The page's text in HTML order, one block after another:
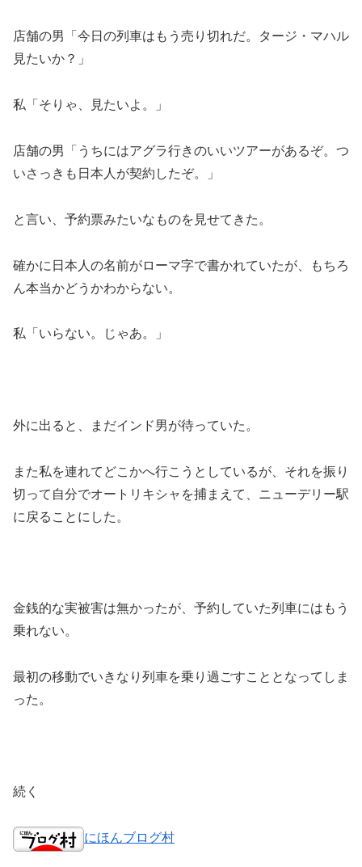
店舗の男「今日の列車はもう売り切れだ。タージ・マハル
見たいか？」
私「そりゃ、見たいよ。」
店舗の男「うちにはアグラ行きのいいツアーがあるぞ。つ
いさっきも日本人が契約したぞ。」
と言い、予約票みたいなものを見せてきた。
確かに日本人の名前がローマ字で書かれていたが、もちろ
ん本当かどうかわからない。
私「いらない。じゃあ。」
外に出ると、まだインド男が待っていた。
また私を連れてどこかへ行こうとしているが、それを振り
切って自分でオートリキシャを捕まえて、ニューデリー駅
に戻ることにした。
金銭的な実被害は無かったが、予約していた列車にはもう
乗れない。
最初の移動でいきなり列車を乗り過ごすこととなってしま
った。
続く
にほんブログ村